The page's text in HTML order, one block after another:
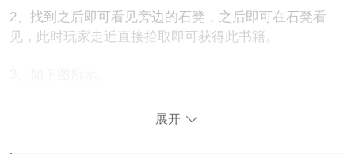
2、找到之后即可看见旁边的石凳，之后即可在石凳看
见，此时玩家走近直接拾取即可获得此书籍。
展开